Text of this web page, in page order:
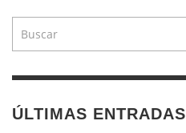
ÚLTIMAS ENTRADAS